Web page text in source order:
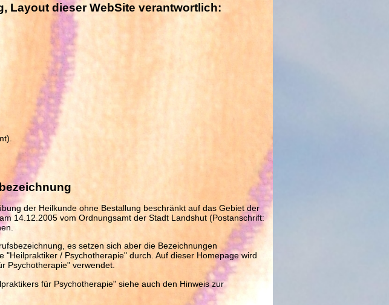
Layout dieser WebSite verantwortlich:
der Heilkunde ohne Bestallung beschränkt auf das Gebiet der
14.12.2005 vom Ordnungsamt der Stadt Landshut (Postanschrift:
es setzen sich aber die Bezeichnungen
"Heilpraktiker / Psychotherapie" durch. Auf dieser Homepage wird
Psychotherapie" verwendet.
für Psychotherapie" siehe auch den Hinweis zur